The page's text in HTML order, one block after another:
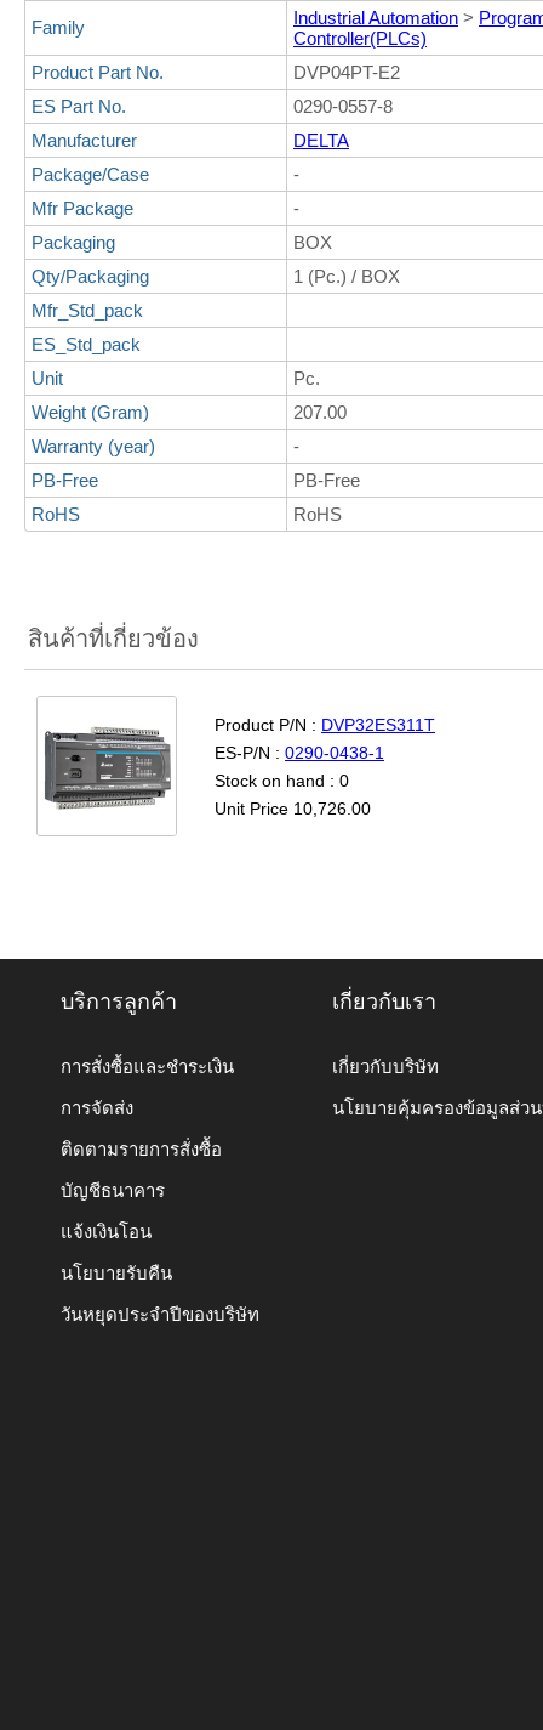
Family Industrial Automation >
Controller(PLCs)
Product Part No.
DVP04PT-E2
ES Part No.
0290-0557-8
Manufacturer
DELTA
Package/Case
-
Mfr Package
-
Packaging
BOX
Qty/Packaging
1 (Pc.) / BOX
Mfr_Std_pack
ES_Std_pack
Unit
Pc.
Weight (Gram)
207.00
Warranty (year)
-
PB-Free
PB-Free
RoHS
RoHS
สินค้าที่เกี่ยวข้อง
Product P/N : DVP32ES311T
ES-P/N : 0290-0438-1
Stock on hand : 0
Unit Price 10,726.00
บริการลูกค้า
การสั่งซื้อและชำระเงิน
การจัดส่ง
ติดตามรายการสั่งซื้อ
บัญชีธนาคาร
แจ้งเงินโอน
นโยบายรับคืน
วันหยุดประจำปีของบริษัท
เกี่ยวกับเรา
เกี่ยวกับบริษัท
นโยบายคุ้มครองข้อมูลส่ว